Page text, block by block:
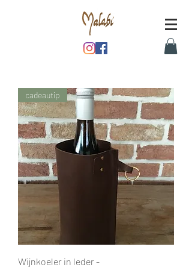
cadeautip
Wijnkoeler in leder -